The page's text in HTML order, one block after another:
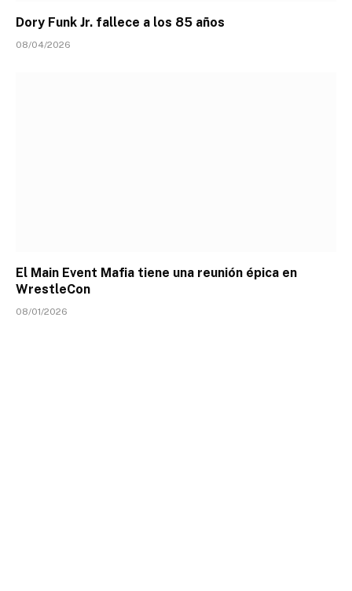
Dory Funk Jr. fallece a los 85 años
08/04/2026
El Main Event Mafia tiene una reunión épica en
WrestleCon
08/01/2026